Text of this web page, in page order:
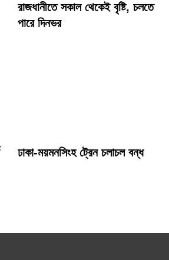
রাজধানীতে সকাল থেকেই বৃষ্টি, চলতে
পারে দিনভর
ঢাকা-ময়মনসিংহ ট্রেন চলাচল বন্ধ